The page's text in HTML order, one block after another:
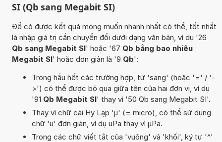
SI (Qb sang Megabit SI)
Để có được kết quả mong muốn nhanh nhất có thể, tốt nhất
là nhập giá trị cần chuyển đổi dưới dạng văn bản, ví dụ '26
Qb sang Megabit SI' hoặc '67 Qb bằng bao nhiêu
Megabit SI' hoặc đơn giản là '9 Qb':
Trong hầu hết các trường hợp, từ 'sang' (hoặc '=' / '-
>') có thể được bỏ qua giữa tên của hai đơn vị, ví dụ
'91 Qb Megabit SI' thay vì '50 Qb sang Megabit SI'.
Thay vì chữ cái Hy Lạp 'µ' (= micro), có thể sử dụng
chữ 'u' đơn giản, ví dụ uPa thay vì µPa.
Trong các chữ viết tắt của 'vuông' và 'khối', ký tự '^'